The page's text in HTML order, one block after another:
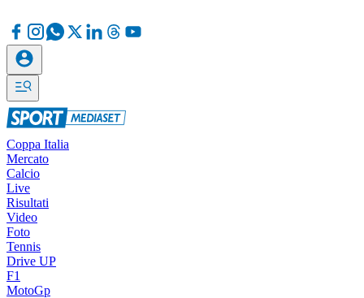
Coppa Italia
Mercato
Calcio
Live
Risultati
Video
Foto
Tennis
Drive UP
F1
MotoGp